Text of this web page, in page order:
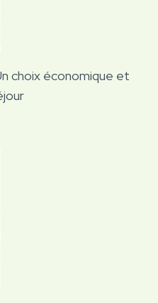
choix économique et